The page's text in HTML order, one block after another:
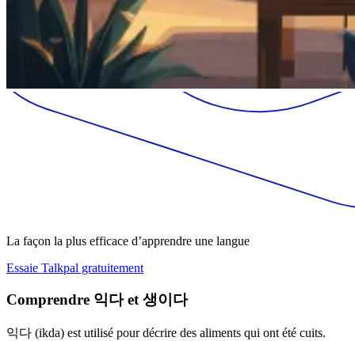
La façon la plus efficace d’apprendre une langue
Essaie Talkpal gratuitement
Comprendre 익다 et 생이다
익다 (ikda) est utilisé pour décrire des aliments qui ont été cuits.